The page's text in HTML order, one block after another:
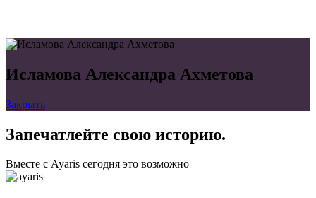
Исламова Александра Ахметова
Закрыть
Запечатлейте свою историю.
Вместе с Ayaris сегодня это возможно